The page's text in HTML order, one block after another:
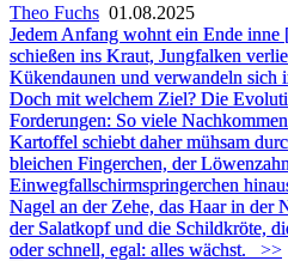
Theo Fuchs 01.08.2025
Jedem Anfang wohnt ein Ende inne
schießen ins Kraut, Jungfalken
Kükendaunen und verwandeln sich
Doch mit welchem Ziel? Die
Forderungen: So viele
Kartoffel schiebt daher mühsam
bleichen Fingerchen, der
Einwegfallschirmspringerchen
Nagel an der Zehe, das Haar in der
der Salatkopf und die Schildkröte,
oder schnell, egal: alles wächst.
>>